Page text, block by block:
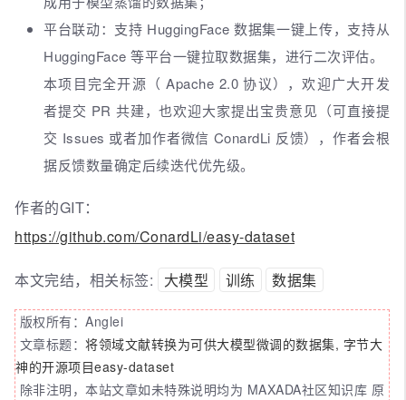
平台联动：支持 HuggingFace 数据集一键上传，支持从
HuggingFace 等平台一键拉取数据集，进行二次评估。
本项目完全开源（ Apache 2.0 协议），欢迎广大开发
者提交 PR 共建，也欢迎大家提出宝贵意见（可直接提
交 Issues 或者加作者微信 ConardLi 反馈），作者会根
据反馈数量确定后续迭代优先级。
作者的GIT：
https://github.com/ConardLi/easy-dataset
本文完结，相关标签: 大模型 训练 数据集
版权所有：Anglei
文章标题： 将领域文献转换为可供大模型微调的数据集, 字节大
神的开源项目easy-dataset
除非注明，本站文章如未特殊说明均为 MAXADA社区知识库 原